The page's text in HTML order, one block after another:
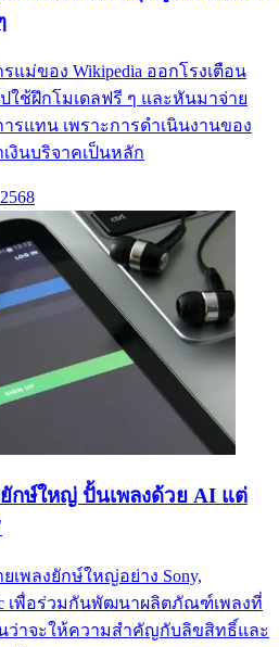
รแม่ของ Wikipedia ออกโรงเตือน
ช้ฝึกโมเดลฟรี ๆ และหันมาจ่าย
ารแทน เพราะการดำเนินงานของ
งินบริจาคเป็นหลัก
กษ์ใหญ่ ปั้นเพลงด้วย AI แต่
เพลงยักษ์ใหญ่อย่าง Sony,
เพื่อร่วมกันพัฒนาผลิตภัณฑ์เพลงที่
ว่าจะให้ความสำคัญกับลิขสิทธิ์และ